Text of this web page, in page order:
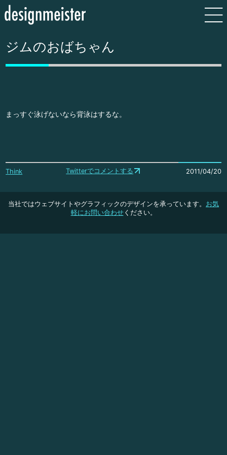
ジムのおばちゃん
まっすぐ泳げないなら背泳はするな。
Think Twitterでコメントする 2011/04/20
当社ではウェブサイトやグラフィックのデザインを承っています。 お気
軽にお問い合わせください。